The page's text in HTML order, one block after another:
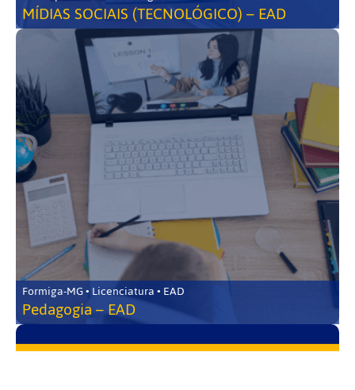
MÍDIAS SOCIAIS (TECNOLÓGICO) – EAD
Formiga-MG • Licenciatura • EAD
Pedagogia – EAD